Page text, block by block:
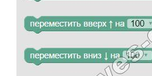
Deep io